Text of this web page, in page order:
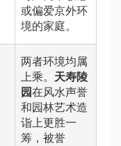
或偏爱京外环
境的家庭。
两者环境均属
上乘。 天寿陵
园在风水声誉
和园林艺术造
诣上更胜一
筹，被誉